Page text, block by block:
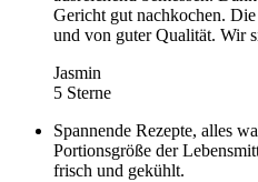
Gericht gut nachkochen.
und von guter Qualität. Wir
Jasmin
5 Sterne
Spannende Rezepte, alles
Portionsgröße der
frisch und gekühlt.